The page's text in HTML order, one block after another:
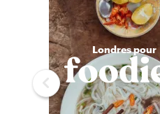
Londres pour